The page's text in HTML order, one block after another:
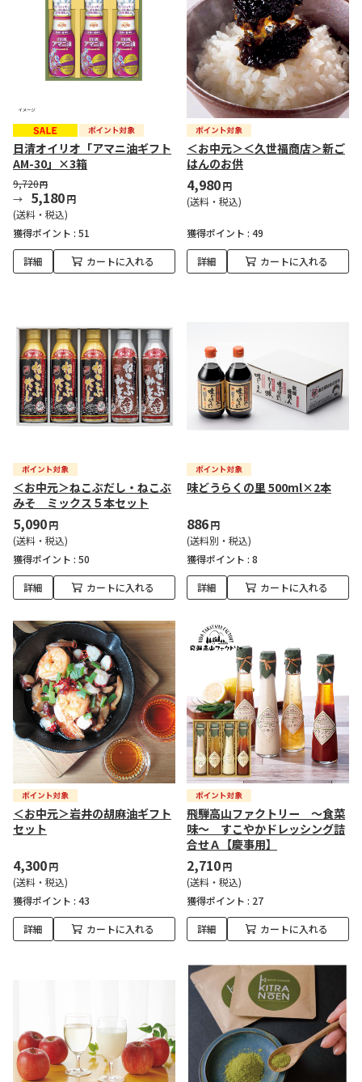
日清オイリオ「アマニ油ギフト
AM-30」×3箱
9,720円
5,180円
(送料・税込)
獲得ポイント : 51
詳細 カートに入れる
＜お中元＞＜久世福商店＞新ご
はんのお供
4,980円
(送料・税込)
獲得ポイント : 49
詳細 カートに入れる
＜お中元＞ねこぶだし・ねこぶ
みそ ミックス５本セット
5,090円
(送料・税込)
獲得ポイント : 50
詳細 カートに入れる
味どうらくの里 500ml×2本
886円
(送料別・税込)
獲得ポイント : 8
詳細 カートに入れる
＜お中元＞岩井の胡麻油ギフト
セット
4,300円
(送料・税込)
獲得ポイント : 43
詳細 カートに入れる
飛騨高山ファクトリー ～食菜
味～ すこやかドレッシング詰
合せＡ【慶事用】
2,710円
(送料・税込)
獲得ポイント : 27
詳細 カートに入れる